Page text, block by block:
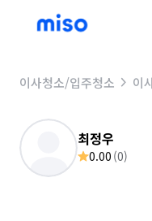
이사청소/입주청소 이
최정우
0.00 (0)